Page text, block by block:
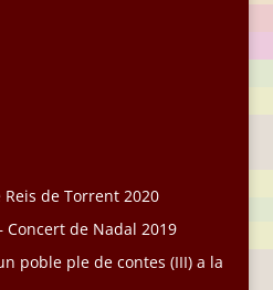
de Torrent 2020
de Nadal 2019
poble ple de contes (III) a la